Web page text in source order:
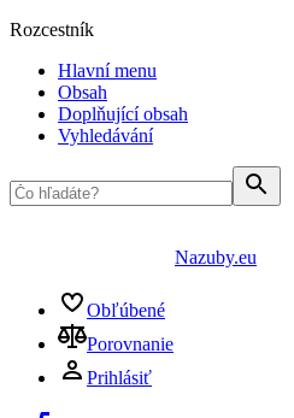
Rozcestník
Hlavní menu
Obsah
Doplňující obsah
Vyhledávání
Nazuby.eu
Obľúbené
Porovnanie
Prihlásiť